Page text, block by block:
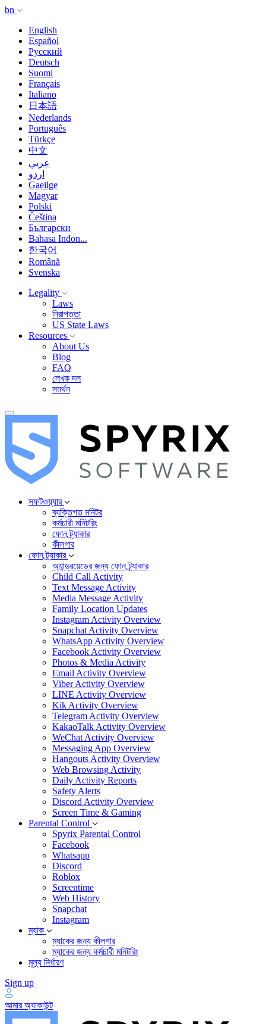
bn
English
Español
Русский
Deutsch
Suomi
Français
Italiano
日本語
Nederlands
Português
Türkçe
中文
عربي
اردو
Gaeilge
Magyar
Polski
Čeština
Български
Bahasa Indon...
한국어
Română
Svenska
Legality
Laws
নিরাপত্তা
US State Laws
Resources
About Us
Blog
FAQ
লেখক দল
সমর্থন
সফটওয়্যার
ব্যক্তিগত মনিটর
কর্মচারী মনিটরিং
ফোন ট্র্যাকার
কীলগার
ফোন ট্র্যাকার
অ্যান্ড্রয়েডের জন্য ফোন ট্র্যাকার
Child Call Activity
Text Message Activity
Media Message Activity
Family Location Updates
Instagram Activity Overview
Snapchat Activity Overview
WhatsApp Activity Overview
Facebook Activity Overview
Photos & Media Activity
Email Activity Overview
Viber Activity Overview
LINE Activity Overview
Kik Activity Overview
Telegram Activity Overview
KakaoTalk Activity Overview
WeChat Activity Overview
Messaging App Overview
Hangouts Activity Overview
Web Browsing Activity
Daily Activity Reports
Safety Alerts
Discord Activity Overview
Screen Time & Gaming
Parental Control
Spyrix Parental Control
Facebook
Whatsapp
Discord
Roblox
Screentime
Web History
Snapchat
Instagram
ম্যাক
ম্যাকের জন্য কীলগার
ম্যাকের জন্য কর্মচারী মনিটরিং
মূল্য নির্ধারণ
Sign up
আমার অ্যাকাউন্ট